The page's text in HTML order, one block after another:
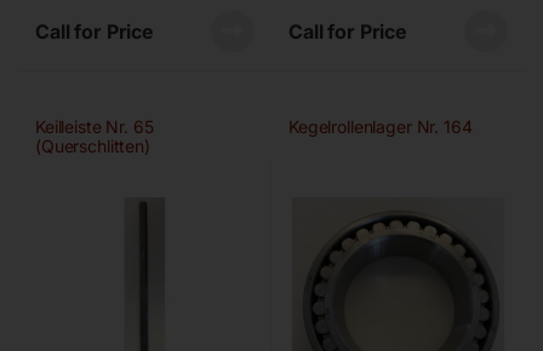
Call for Price Call for Price
Keilleiste Nr. 65
(Querschlitten)
Kegelrollenlager Nr. 164